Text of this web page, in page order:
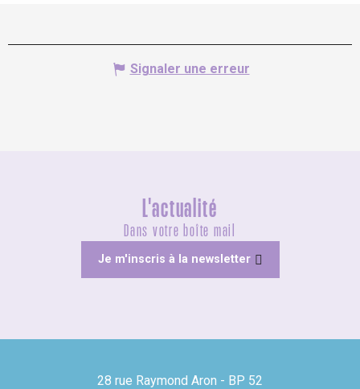
Signaler une erreur
L'actualité
Dans votre boîte mail
Je m'inscris à la newsletter
28 rue Raymond Aron - BP 52